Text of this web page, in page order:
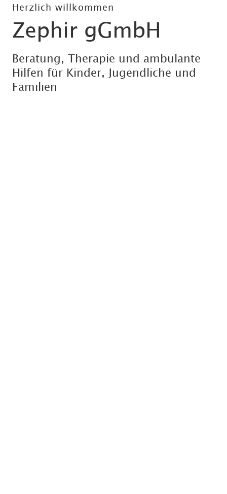
Herzlich willkommen
Zephir gGmbH
Beratung, Therapie und ambulante
Hilfen für Kinder, Jugendliche und
Familien